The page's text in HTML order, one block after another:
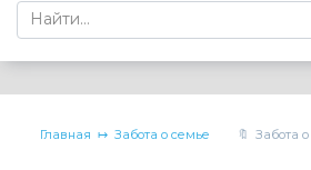
Search
for:
Главная Забота о семье Забота